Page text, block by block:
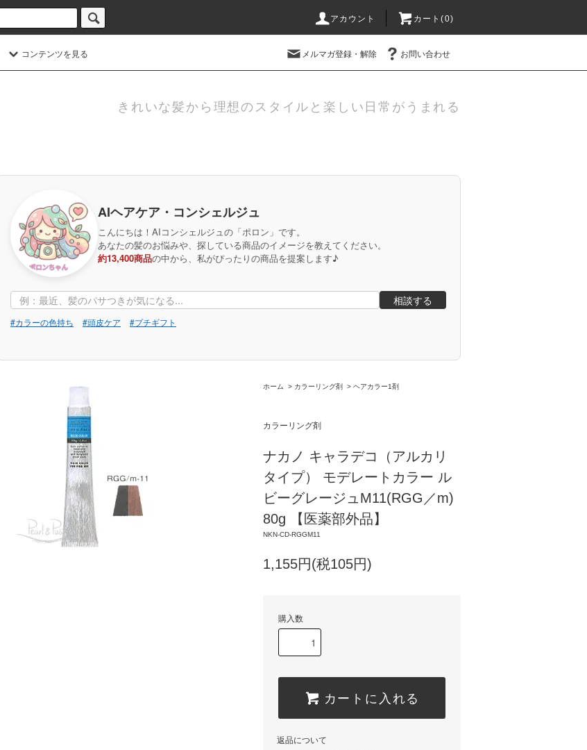
アカウント カート(0)
コンテンツを見る メルマガ登録・解除 お問い合わせ
きれいな髪から理想のスタイルと楽しい日常がうまれる
AIヘアケア・コンシェルジュ
こんにちは！AIコンシェルジュの「ポロン」です。
あなたの髪のお悩みや、探している商品のイメージを教えてください。
約13,400商品の中から、私がぴったりの商品を提案します♪
相談する
#カラーの色持ち #頭皮ケア #プチギフト
ホーム > カラーリング剤 > ヘアカラー1剤
カラーリング剤
ナカノ キャラデコ（アルカリ
タイプ） モデレートカラー ル
ビーグレージュM11(RGG／m)
80g 【医薬部外品】
NKN-CD-RGGM11
1,155円(税105円)
購入数
カートに入れる
返品について